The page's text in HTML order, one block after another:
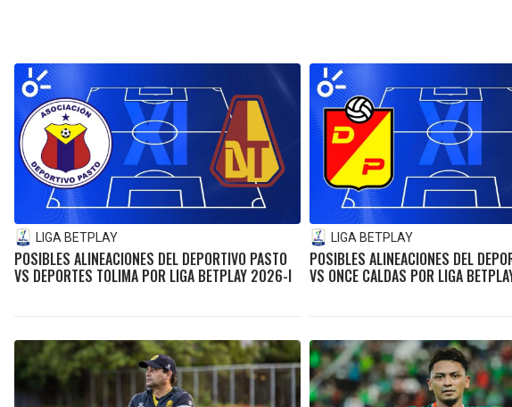
LIGA BETPLAY
POSIBLES ALINEACIONES DEL DEPORTIVO PASTO
VS DEPORTES TOLIMA POR LIGA BETPLAY 2026-I
LIGA BETPLAY
POSIBLES ALINEACIONES DEL
VS ONCE CALDAS POR LIGA